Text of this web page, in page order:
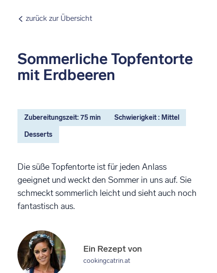
zurück zur Übersicht
Sommerliche Topfentorte
mit Erdbeeren
Zubereitungszeit: 75 min Schwierigkeit : Mittel
Desserts
Die süße Topfentorte ist für jeden Anlass
geeignet und weckt den Sommer in uns auf. Sie
schmeckt sommerlich leicht und sieht auch noch
fantastisch aus.
Ein Rezept von
cookingcatrin.at